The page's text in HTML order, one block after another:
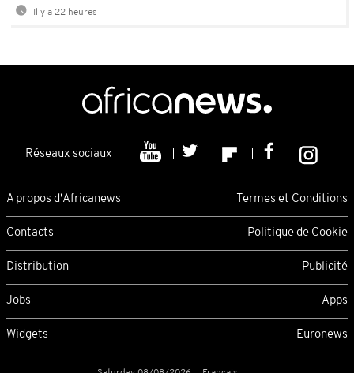
Il y a 22 heures
Réseaux sociaux
A propos d'Africanews Termes et Conditions
Contacts Politique de Cookie
Distribution Publicité
Jobs Apps
Widgets Euronews